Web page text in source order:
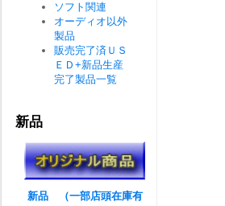
ソフト関連
オーディオ以外
製品
販売完了済ＵＳ
ＥＤ+新品生産
完了製品一覧
新品
新品 （一部店頭在庫有